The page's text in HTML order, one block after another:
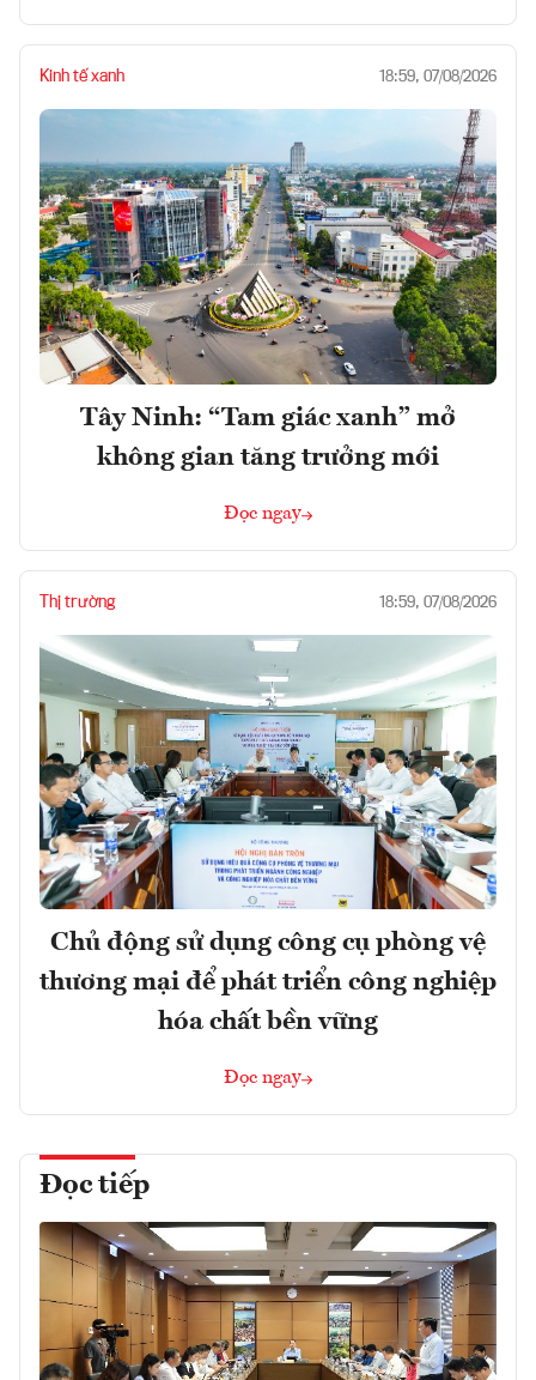
Kinh tế xanh 18:59, 07/08/2026
Tây Ninh: “Tam giác xanh” mở
không gian tăng trưởng mới
Đọc ngay
Thị trường 18:59, 07/08/2026
Chủ động sử dụng công cụ phòng vệ
thương mại để phát triển công nghiệp
hóa chất bền vững
Đọc ngay
Đọc tiếp